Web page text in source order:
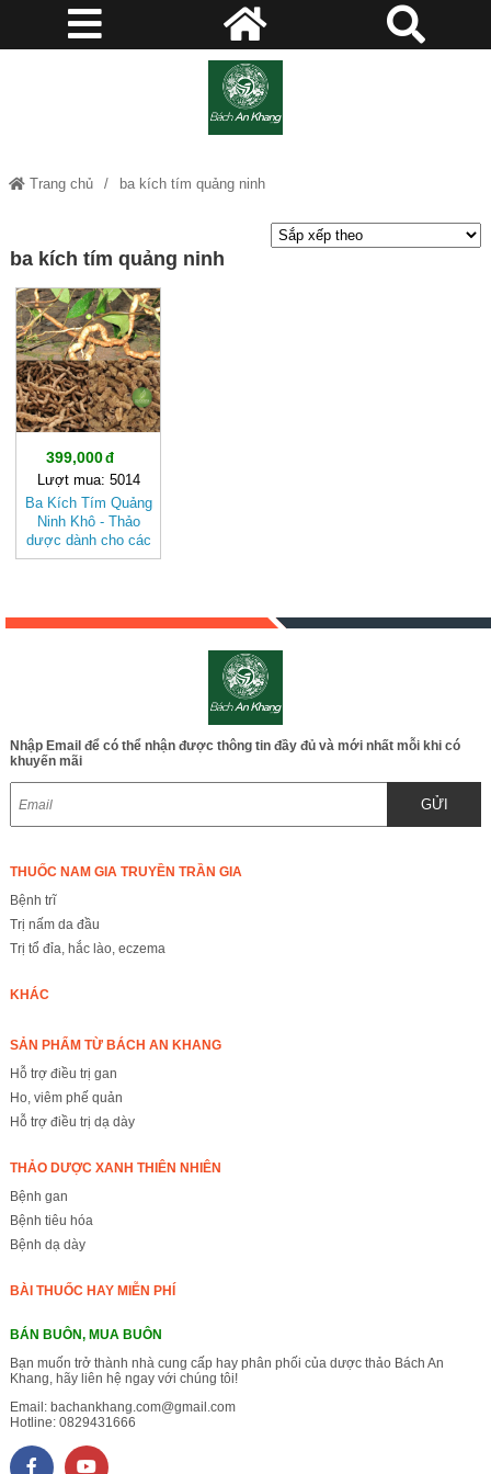
Trang chủ ba kích tím quảng ninh
ba kích tím quảng ninh
399,000
Lượt mua: 5014
Ba Kích Tím Quảng
Ninh Khô - Thảo
dược dành cho các
quý ông JD074
Nhập Email để có thể nhận được thông tin đầy đủ và mới nhất mỗi khi có
khuyến mãi
GỬI
THUỐC NAM GIA TRUYỀN TRẦN GIA
Bệnh trĩ
Trị nấm da đầu
Trị tổ đỉa, hắc lào, eczema
KHÁC
SẢN PHẨM TỪ BÁCH AN KHANG
Hỗ trợ điều trị gan
Ho, viêm phế quản
Hỗ trợ điều trị dạ dày
THẢO DƯỢC XANH THIÊN NHIÊN
Bệnh gan
Bệnh tiêu hóa
Bệnh dạ dày
BÀI THUỐC HAY MIỄN PHÍ
BÁN BUÔN, MUA BUÔN
Bạn muốn trở thành nhà cung cấp hay phân phối của dược thảo Bách An
Khang, hãy liên hệ ngay với chúng tôi!
Email: bachankhang.com@gmail.com
Hotline: 0829431666